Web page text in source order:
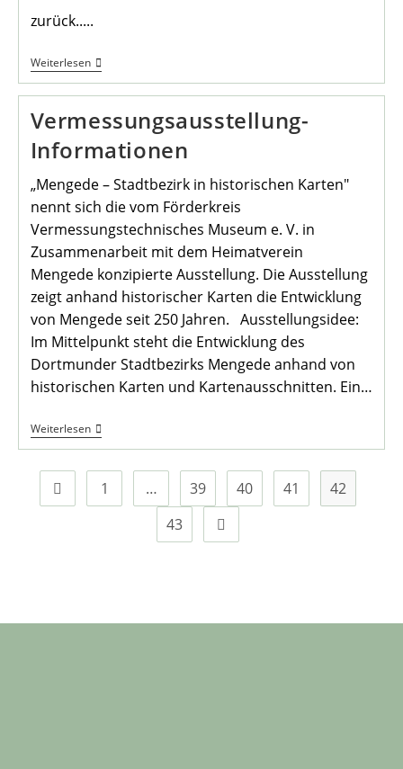
zurück.....
WeiterlesenFreihofstrasse
2
Vermessungsausstellung-
Informationen
„Mengede – Stadtbezirk in historischen Karten"
nennt sich die vom Förderkreis
Vermessungstechnisches Museum e. V. in
Zusammenarbeit mit dem Heimatverein
Mengede konzipierte Ausstellung. Die Ausstellung
zeigt anhand historischer Karten die Entwicklung
von Mengede seit 250 Jahren. Ausstellungsidee:
Im Mittelpunkt steht die Entwicklung des
Dortmunder Stadtbezirks Mengede anhand von
historischen Karten und Kartenausschnitten. Ein…
WeiterlesenVermessungsausstellung-
Informationen
Zur vorherigen Seite
1 … 39 40 41
42
43
Zur nächsten Seite